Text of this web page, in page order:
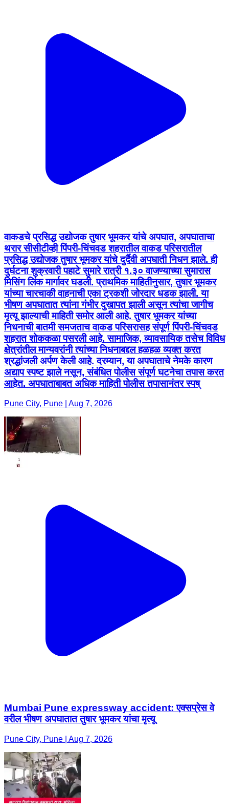
वाकडचे प्रसिद्ध उद्योजक तुषार भूमकर यांचे अपघात, अपघाताचा
थरार सीसीटीव्ही पिंपरी-चिंचवड शहरातील वाकड परिसरातील
प्रसिद्ध उद्योजक तुषार भूमकर यांचे दुर्दैवी अपघाती निधन झाले. ही
दुर्घटना शुक्रवारी पहाटे सुमारे रात्री १.३० वाजण्याच्या सुमारास
मिसिंग लिंक मार्गावर घडली. प्राथमिक माहितीनुसार, तुषार भूमकर
यांच्या चारचाकी वाहनाची एका ट्रकशी जोरदार धडक झाली. या
भीषण अपघातात त्यांना गंभीर दुखापत झाली असून त्यांचा जागीच
मृत्यू झाल्याची माहिती समोर आली आहे. तुषार भूमकर यांच्या
निधनाची बातमी समजताच वाकड परिसरासह संपूर्ण पिंपरी-चिंचवड
शहरात शोककळा पसरली आहे. सामाजिक, व्यावसायिक तसेच विविध
क्षेत्रांतील मान्यवरांनी त्यांच्या निधनाबद्दल हळहळ व्यक्त करत
श्रद्धांजली अर्पण केली आहे. दरम्यान, या अपघाताचे नेमके कारण
अद्याप स्पष्ट झाले नसून, संबंधित पोलीस संपूर्ण घटनेचा तपास करत
आहेत. अपघाताबाबत अधिक माहिती पोलीस तपासानंतर स्पष्
Pune City, Pune | Aug 7, 2026
Mumbai Pune expressway accident: एक्सप्रेस वे
वरील भीषण अपघातात तुषार भूमकर यांचा मृत्यू
Pune City, Pune | Aug 7, 2026